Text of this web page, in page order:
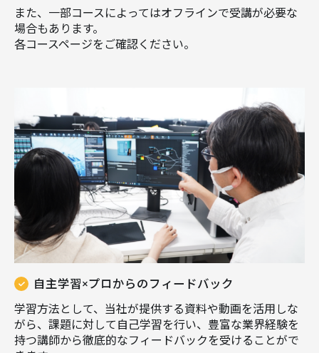
また、一部コースによってはオフラインで受講が必要な
場合もあります。
各コースページをご確認ください。
自主学習×プロからのフィードバック
学習方法として、当社が提供する資料や動画を活用しな
がら、課題に対して自己学習を行い、豊富な業界経験を
持つ講師から徹底的なフィードバックを受けることがで